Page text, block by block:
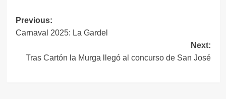
Navegación
de
entradas
Previous:
Carnaval 2025: La Gardel
Next:
Tras Cartón la Murga llegó al concurso de San José